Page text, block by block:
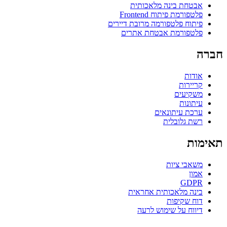
אבטחת בינה מלאכותית
פלטפורמת פיתוח Frontend
פיתוח פלטפורמה מרובת דיירים
פלטפורמת אבטחת אתרים
חברה
אודות
קריירות
משקיעים
עיתונות
ערכת עיתונאים
רשת גלובלית
תאימות
משאבי ציות
אמון
GDPR
בינה מלאכותית אחראית
דוח שקיפות
דיווח על שימוש לרעה